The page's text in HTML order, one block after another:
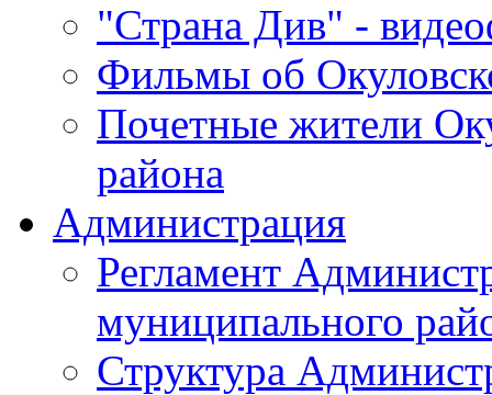
"Страна Див" -
Фильмы об
Почетные жители
района
Администрация
Регламент
муниципального
Структура